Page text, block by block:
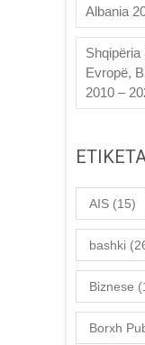
Albania
Shqipëria
Evropë,
2010 –
AIS (15)
bashki
Biznese
Borxh